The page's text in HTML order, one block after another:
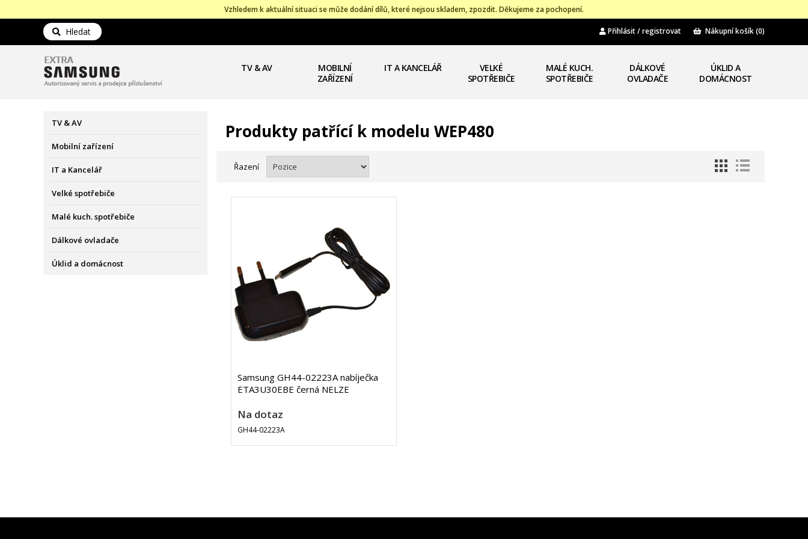
Vzhledem k aktuální situaci se může dodání dílů, které nejsou skladem, zpozdit. Děkujeme za pochopení.
Hledat Přihlásit / registrovat Nákupní košík(0)
TV & AV
MOBILNÍ
ZAŘÍZENÍ
IT A KANCELÁŘ
VELKÉ
SPOTŘEBIČE
MALÉ KUCH.
SPOTŘEBIČE
DÁLKOVÉ
OVLADAČE
ÚKLID A
DOMÁCNOST
TV & AV
Mobilní zařízení
IT a Kancelář
Velké spotřebiče
Malé kuch. spotřebiče
Dálkové ovladače
Úklid a domácnost
Produkty patřící k modelu WEP480
Řazení
Samsung GH44-02223A nabíječka
ETA3U30EBE černá NELZE
Na dotaz
GH44-02223A